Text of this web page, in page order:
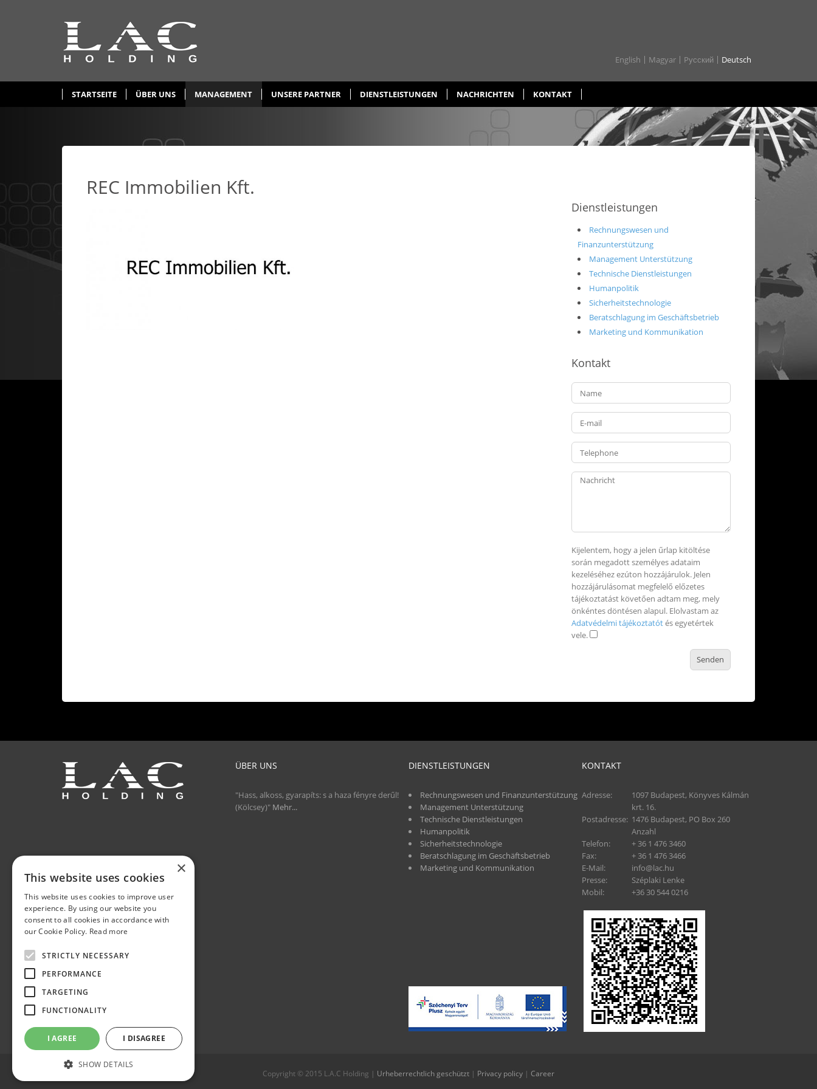
English Magyar Pусский Deutsch
STARTSEITE ÜBER UNS MANAGEMENT UNSERE PARTNER DIENSTLEISTUNGEN NACHRICHTEN KONTAKT
REC Immobilien Kft.
Dienstleistungen
Rechnungswesen und
Finanzunterstützung
Management Unterstützung
Technische Dienstleistungen
Humanpolitik
Sicherheitstechnologie
Beratschlagung im Geschäftsbetrieb
Marketing und Kommunikation
Kontakt
Kijelentem, hogy a jelen űrlap kitöltése
során megadott személyes adataim
kezeléséhez ezúton hozzájárulok. Jelen
hozzájárulásomat megfelelő előzetes
tájékoztatást követően adtam meg, mely
önkéntes döntésen alapul. Elolvastam az
Adatvédelmi tájékoztatótés egyetértek
vele.
ÜBER UNS
"Hass, alkoss, gyarapíts: s a haza fényre derűl!
(Kölcsey)" Mehr...
DIENSTLEISTUNGEN
Rechnungswesen und Finanzunterstützung
Management Unterstützung
Technische Dienstleistungen
Humanpolitik
Sicherheitstechnologie
Beratschlagung im Geschäftsbetrieb
Marketing und Kommunikation
KONTAKT
Adresse:
1097 Budapest, Könyves Kálmán
krt. 16.
Postadresse: 1476 Budapest, PO Box 260
Anzahl
Telefon:
+ 36 1 476 3460
Fax:
+ 36 1 476 3466
E-Mail:
info@lac.hu
Presse:
Széplaki Lenke
Mobil:
+36 30 544 0216
Copyright © 2015 L.A.C Holding | Urheberrechtlich geschützt | Privacy policy | Career
×
This website uses cookies
This website uses cookies to improve user
experience. By using our website you
consent to all cookies in accordance with
our Cookie Policy. Read more
STRICTLY NECESSARY
PERFORMANCE
TARGETING
FUNCTIONALITY
I AGREE I DISAGREE
SHOW DETAILS